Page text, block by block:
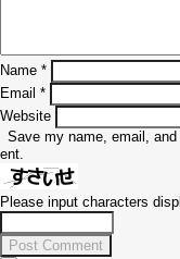
Name *
Email *
Website
Save my name, email,
ent.
Please input characters